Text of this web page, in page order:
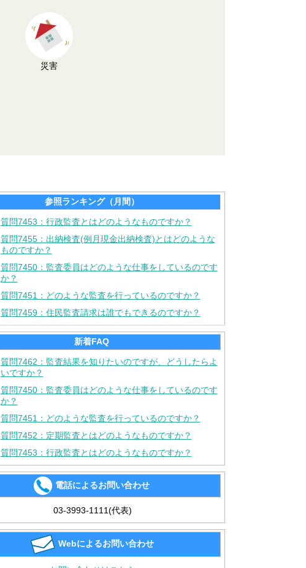
災害
参照ランキング（月間）
質問7453：行政監査とはどのようなものですか？
質問7455：出納検査(例月現金出納検査)とはどのような
ものですか？
質問7450：監査委員はどのような仕事をしているのです
か？
質問7451：どのような監査を行っているのですか？
質問7459：住民監査請求は誰でもできるのですか？
新着FAQ
質問7462：監査結果を知りたいのですが、どうしたらよ
いですか？
質問7450：監査委員はどのような仕事をしているのです
か？
質問7451：どのような監査を行っているのですか？
質問7452：定期監査とはどのようなものですか？
質問7453：行政監査とはどのようなものですか？
電話によるお問い合わせ
03-3993-1111(代表)
Webによるお問い合わせ